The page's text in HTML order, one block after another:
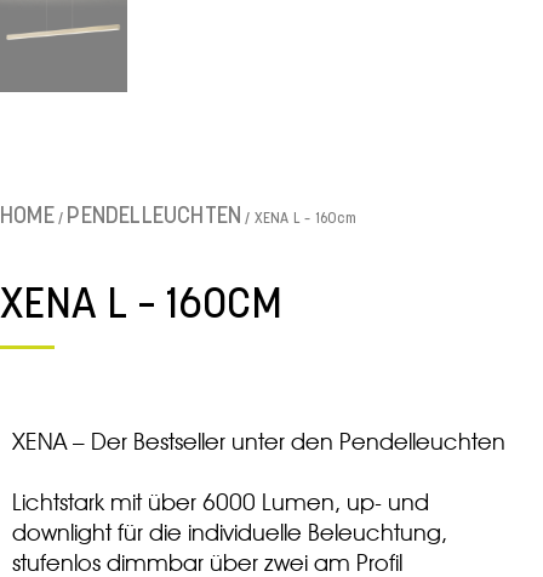
HOME/ PENDELLEUCHTEN / XENA L – 160cm
XENA L – 160CM
XENA – Der Bestseller unter den Pendelleuchten
Lichtstark mit über 6000 Lumen, up- und
downlight für die individuelle Beleuchtung,
stufenlos dimmbar über zwei am Profil